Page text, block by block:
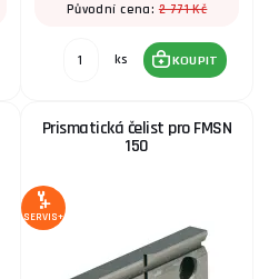
Původní cena:2 771 Kč
ks KOUPIT
Prismatická čelist pro FMSN
150
SERVIS+